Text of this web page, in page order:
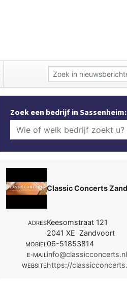
Zoek een bedrijf in Sassenheim:
Classic Concerts
ADRESKeesomstraat 121
2041 XE Zandvoort
MOBIEL06-51853814
E-MAILinfo@classicconcerts.nl
WEBSITEhttps://